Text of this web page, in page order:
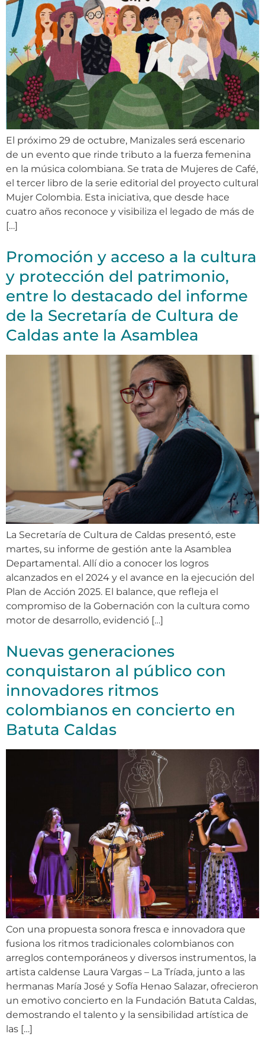
El próximo 29 de octubre, Manizales será escenario
de un evento que rinde tributo a la fuerza femenina
en la música colombiana. Se trata de Mujeres de Café,
el tercer libro de la serie editorial del proyecto cultural
Mujer Colombia. Esta iniciativa, que desde hace
cuatro años reconoce y visibiliza el legado de más de
[…]
Promoción y acceso a la cultura
y protección del patrimonio,
entre lo destacado del informe
de la Secretaría de Cultura de
Caldas ante la Asamblea
La Secretaría de Cultura de Caldas presentó, este
martes, su informe de gestión ante la Asamblea
Departamental. Allí dio a conocer los logros
alcanzados en el 2024 y el avance en la ejecución del
Plan de Acción 2025. El balance, que refleja el
compromiso de la Gobernación con la cultura como
motor de desarrollo, evidenció […]
Nuevas generaciones
conquistaron al público con
innovadores ritmos
colombianos en concierto en
Batuta Caldas
Con una propuesta sonora fresca e innovadora que
fusiona los ritmos tradicionales colombianos con
arreglos contemporáneos y diversos instrumentos, la
artista caldense Laura Vargas – La Tríada, junto a las
hermanas María José y Sofía Henao Salazar, ofrecieron
un emotivo concierto en la Fundación Batuta Caldas,
demostrando el talento y la sensibilidad artística de
las […]